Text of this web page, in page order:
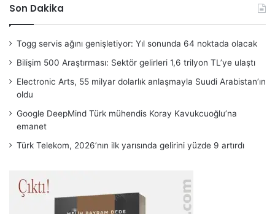
Son Dakika
Togg servis ağını genişletiyor: Yıl sonunda 64 noktada olacak
Bilişim 500 Araştırması: Sektör gelirleri 1,6 trilyon TL’ye ulaştı
Electronic Arts, 55 milyar dolarlık anlaşmayla Suudi Arabistan’ın
oldu
Google DeepMind Türk mühendis Koray Kavukcuoğlu’na
emanet
Türk Telekom, 2026’nın ilk yarısında gelirini yüzde 9 artırdı